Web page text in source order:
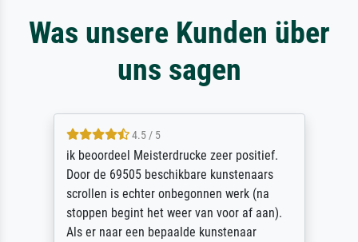
Was unsere Kunden über
uns sagen
4.5 / 5
ik beoordeel Meisterdrucke zeer positief.
Door de 69505 beschikbare kunstenaars
scrollen is echter onbegonnen werk (na
stoppen begint het weer van voor af aan).
Als er naar een bepaalde kunstenaar